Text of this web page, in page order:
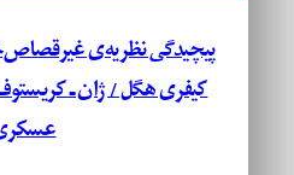
پیچیدگی نظریه‌ی
کیفری هگل / ژان ـ